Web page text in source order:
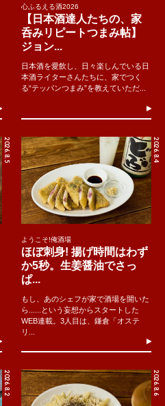
心ふるえる酒2026
【日本酒達人たちの、家
呑みリピートつまみ帖】
ジョン...
日本酒を愛飲し、日々楽しんでいる日
本酒ライターさんたちに、家でつく
る“テッパンつまみ”を教えていただ...
2026.8.5 2026.8.4
ようこそ!俺酒場
ほぼ刺身! 揚げ時間はわず
か5秒。生姜醤油でさっ
ぱ...
もし、あのシェフが家で酒場を開いた
ら......という妄想からスタートした
WEB連載。3人目は、鎌倉「オステ
リ...
2026.8.2 2026.8.6